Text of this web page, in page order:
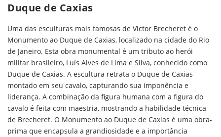
Duque de Caxias
Uma das esculturas mais famosas de Victor Brecheret é o
Monumento ao Duque de Caxias, localizado na cidade do Rio
de Janeiro. Esta obra monumental é um tributo ao herói
militar brasileiro, Luís Alves de Lima e Silva, conhecido como
Duque de Caxias. A escultura retrata o Duque de Caxias
montado em seu cavalo, capturando sua imponência e
liderança. A combinação da figura humana com a figura do
cavalo é feita com maestria, mostrando a habilidade técnica
de Brecheret. O Monumento ao Duque de Caxias é uma obra-
prima que encapsula a grandiosidade e a importância